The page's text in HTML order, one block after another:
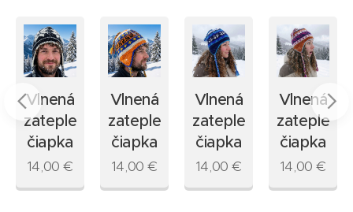
Vlnená
zateplená
čiapka
14,00 €
Vlnená
zateplená
čiapka
14,00 €
Vlnená
zateplená
čiapka
14,00 €
Vlnená
zateplená
čiapka
14,00 €